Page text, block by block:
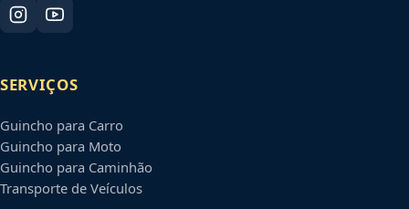
SERVIÇOS
Guincho para Carro
Guincho para Moto
Guincho para Caminhão
Transporte de Veículos